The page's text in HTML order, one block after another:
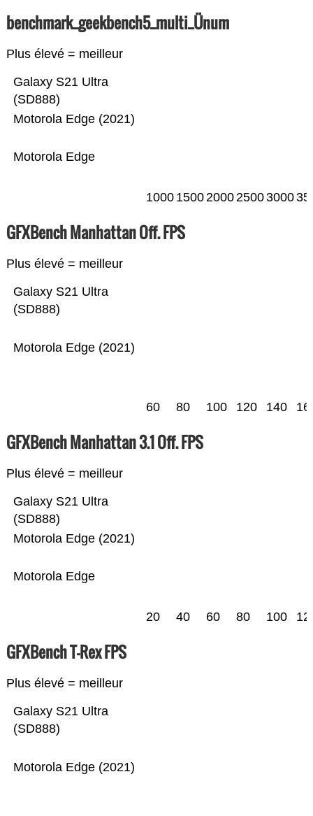
benchmark_geekbench5_multi_Ünum
Plus élevé = meilleur
Motorola Edge
Motorola Edge (2021)
Galaxy S21 Ultra
(SD888)
1000 1500200025003000
GFXBench Manhattan Off. FPS
Plus élevé = meilleur
Motorola Edge (2021)
Galaxy S21 Ultra
(SD888)
60 80 100 120 140
GFXBench Manhattan 3.1 Off. FPS
Plus élevé = meilleur
Motorola Edge
Motorola Edge (2021)
Galaxy S21 Ultra
(SD888)
20 40 60 80 100
GFXBench T-Rex FPS
Plus élevé = meilleur
Motorola Edge (2021)
Galaxy S21 Ultra
(SD888)